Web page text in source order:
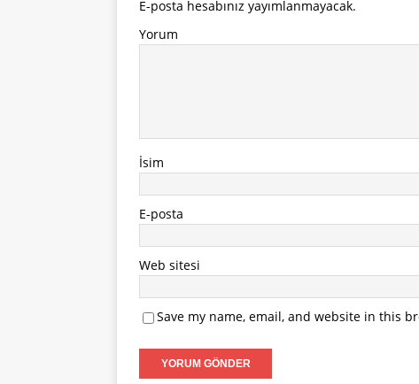
E-posta hesabınız yayımlanmayacak.
Yorum
İsim
E-posta
Web sitesi
Save my name, email, and website in this